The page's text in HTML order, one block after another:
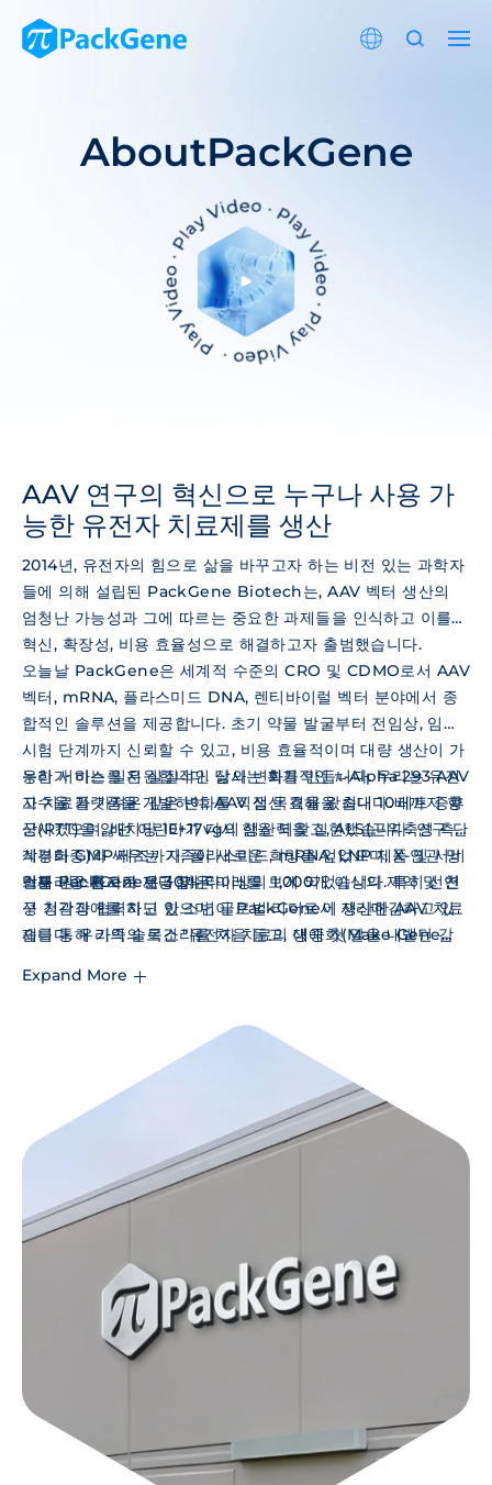
AboutPackGene
AAV 연구의 혁신으로 누구나 사용 가
능한 유전자 치료제를 생산
2014년, 유전자의 힘으로 삶을 바꾸고자 하는 비전 있는 과학자
들에 의해 설립된 PackGene Biotech는, AAV 벡터 생산의
엄청난 가능성과 그에 따르는 중요한 과제들을 인식하고 이를
혁신, 확장성, 비용 효율성으로 해결하고자 출범했습니다.
오늘날 PackGene은 세계적 수준의 CRO 및 CDMO로서 AAV
벡터, mRNA, 플라스미드 DNA, 렌티바이럴 벡터 분야에서 종
합적인 솔루션을 제공합니다. 초기 약물 발굴부터 전임상, 임상
시험 단계까지 신뢰할 수 있고, 비용 효율적이며 대량 생산이 가
능한 서비스를 지원합니다. 당사는 획기적인 π-Alpha 293 AAV
고수율 플랫폼을 개발하여, AAV 생산 효율을 최대 10배까지 향
상시켰으며, 배치당 1E+17vg의 생산력을 실현했습니다. 연구 단
계부터 GMP 제조까지, 플라스미드, mRNA, LNP 제품 및 서비
스를 원스톱으로 제공합니다.
우리가 하는 일은 실질적인 삶의 변화를 만듭니다. 우리는 유전
자 치료가 가져온 깊은 변화를 직접 목격해 왔습니다. 레트 증후
군(RTT)을 앓던 어린이가 다시 힘을 되찾고, ALS(근위축성 측
삭경화증)와 싸우는 가족이 새로운 희망을 얻었으며, X-연관 망
막분리증 환자가 보다 맑은 미래를 보게 되었습니다. 특히 선천
성 청각장애를 지닌 한 소년이 PackGene이 생산한 AAV 치료
제를 통해 가족의 목소리를 처음 듣고, 생애 첫 말을 내뱉던 감
인 이야기들은 우리에게 유전자 치료는 반드시 접근 가능해야
곧 미래의 회복이기 때문입니다.
현재 PackGene은 30개국 이상의 1,000개 이상의 제약 및 연
구 기관과 협력하고 있으며, 글로벌 리더로서 자리매김하고 있
습니다. 우리의 슬로건 "유전자 치료의 대중화(Make Gene
당사는 바이럴 벡터 생산, 신규 캡시드 엔지니어링, mRNA 제
를 해결하고 있으며, 연구개발부터 임상용 GMP 제조까지 안정
적이고 고품질, 비용 효율적이며 신속한 서비스를 제공합니다.
또한 전문적인 기술 지원을 통해 전 세계 유전자 치료 파트너들
이 생명을 변화시키고 건강한 세상을 함께 만들어 나갈 수 있도
록 돕고 있습니다.
Expand More